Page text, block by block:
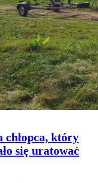
który
się uratować